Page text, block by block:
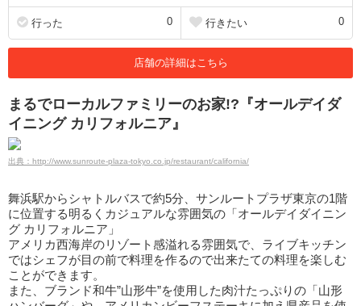
行った 0 行きたい 0
店舗の詳細はこちら
まるでローカルファミリーのお家!?『オールデイダ
イニング カリフォルニア』
出典：http://www.sunroute-plaza-tokyo.co.jp/restaurant/california/
舞浜駅からシャトルバスで約5分、サンルートプラザ東京の1階
に位置する明るくカジュアルな雰囲気の「オールデイダイニン
グ カリフォルニア」
アメリカ西海岸のリゾート感溢れる雰囲気で、ライブキッチン
ではシェフが目の前で料理を作るので出来たての料理を楽しむ
ことができます。
また、ブランド和牛”山形牛”を使用した肉汁たっぷりの「山形